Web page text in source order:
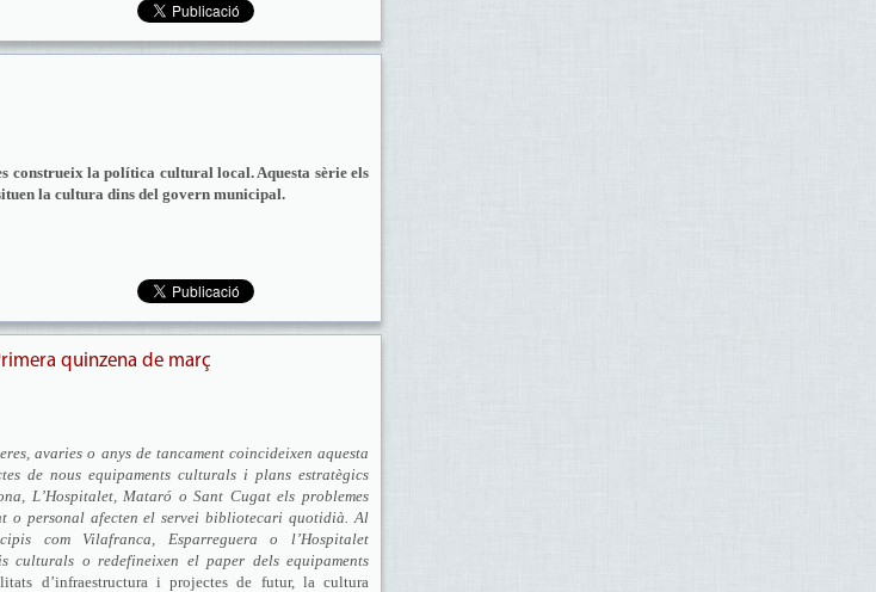
construeix la política cultural local. Aquesta sèrie els
la cultura dins del govern municipal.
quinzena de març
avaries o anys de tancament coincideixen aquesta
de nous equipaments culturals i plans estratègics
L’Hospitalet, Mataró o Sant Cugat els problemes
o personal afecten el servei bibliotecari quotidià. Al
com Vilafranca, Esparreguera o l’Hospitalet
culturals o redefineixen el paper dels equipaments
d’infraestructura i projectes de futur, la cultura